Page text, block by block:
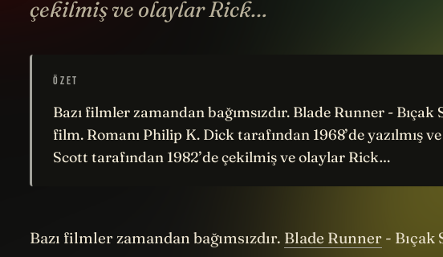
çekilmiş ve olaylar Rick…
Bazı filmler zamandan bağımsızdır. Blade Runner - Bıçak
film. Romanı Philip K. Dick tarafından 1968’de yazılmış
Scott tarafından 1982’de çekilmiş ve olaylar Rick…
Bazı filmler zamandan bağımsızdır. Blade Runner - Bıçak